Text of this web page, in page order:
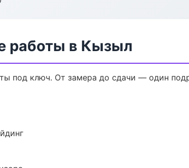
работы в Кызыл
под ключ. От замера до сдачи — один